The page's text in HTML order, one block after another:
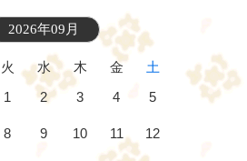
2026年09月
火 水 木 金
土
1
2 3 4 5
8 9 10 11 12